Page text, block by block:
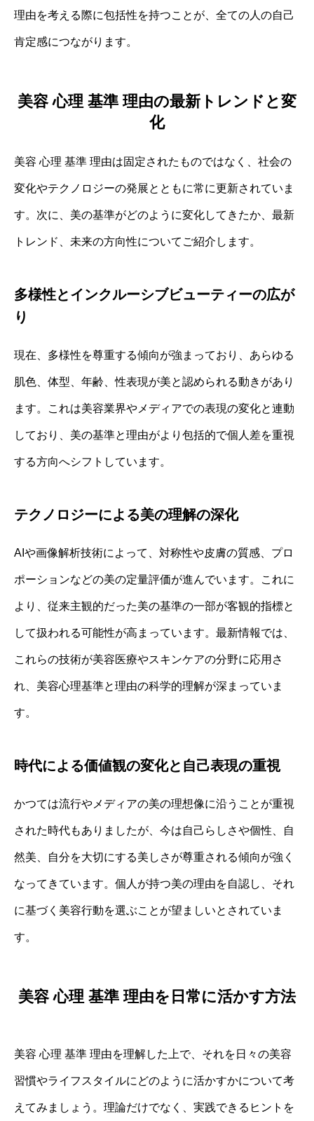
理由を考える際に包括性を持つことが、全ての人の自己
肯定感につながります。
美容 心理 基準 理由の最新トレンドと変
化
美容 心理 基準 理由は固定されたものではなく、社会の
変化やテクノロジーの発展とともに常に更新されていま
す。次に、美の基準がどのように変化してきたか、最新
トレンド、未来の方向性についてご紹介します。
多様性とインクルーシブビューティーの広が
り
現在、多様性を尊重する傾向が強まっており、あらゆる
肌色、体型、年齢、性表現が美と認められる動きがあり
ます。これは美容業界やメディアでの表現の変化と連動
しており、美の基準と理由がより包括的で個人差を重視
する方向へシフトしています。
テクノロジーによる美の理解の深化
AIや画像解析技術によって、対称性や皮膚の質感、プロ
ポーションなどの美の定量評価が進んでいます。これに
より、従来主観的だった美の基準の一部が客観的指標と
して扱われる可能性が高まっています。最新情報では、
これらの技術が美容医療やスキンケアの分野に応用さ
れ、美容心理基準と理由の科学的理解が深まっていま
す。
時代による価値観の変化と自己表現の重視
かつては流行やメディアの美の理想像に沿うことが重視
された時代もありましたが、今は自己らしさや個性、自
然美、自分を大切にする美しさが尊重される傾向が強く
なってきています。個人が持つ美の理由を自認し、それ
に基づく美容行動を選ぶことが望ましいとされていま
す。
美容 心理 基準 理由を日常に活かす方法
美容 心理 基準 理由を理解した上で、それを日々の美容
習慣やライフスタイルにどのように活かすかについて考
えてみましょう。理論だけでなく、実践できるヒントを